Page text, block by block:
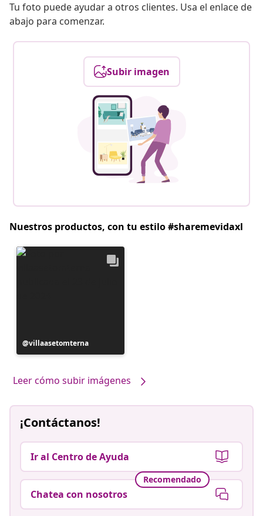
Tu foto puede ayudar a otros clientes. Usa el enlace de
abajo para comenzar.
Subir imagen
Nuestros productos, con tu estilo #sharemevidaxl
Publicación
realizada
villaasetomterna
Leer cómo subir imágenes
¡Contáctanos!
Ir al Centro de Ayuda
Recomendado
Chatea con nosotros